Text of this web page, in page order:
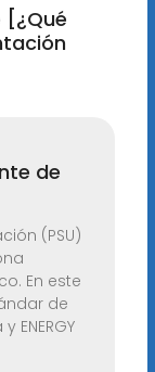
[¿Qué
de
(PSU)
En este
de
ENERGY